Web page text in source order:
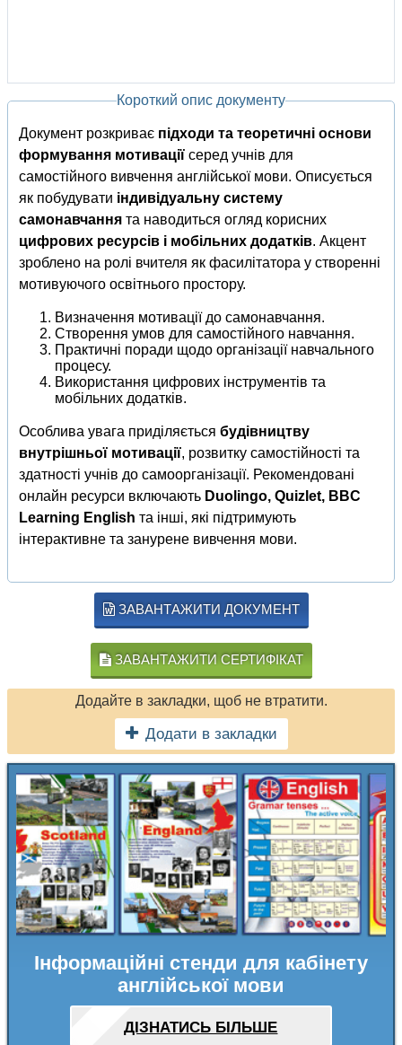
Короткий опис документу
Документ розкриває підходи та теоретичні основи
формування мотивації серед учнів для
самостійного вивчення англійської мови. Описується
як побудувати індивідуальну систему
самонавчання та наводиться огляд корисних
цифрових ресурсів і мобільних додатків. Акцент
зроблено на ролі вчителя як фасилітатора у створенні
мотивуючого освітнього простору.
Визначення мотивації до самонавчання.
Створення умов для самостійного навчання.
Практичні поради щодо організації навчального
процесу.
Використання цифрових інструментів та
мобільних додатків.
Особлива увага приділяється будівництву
внутрішньої мотивації, розвитку самостійності та
здатності учнів до самоорганізації. Рекомендовані
онлайн ресурси включають Duolingo, Quizlet, BBC
Learning English та інші, які підтримують
інтерактивне та занурене вивчення мови.
ЗАВАНТАЖИТИ ДОКУМЕНТ
ЗАВАНТАЖИТИ СЕРТИФІКАТ
Додайте в закладки, щоб не втратити.
Додати в закладки
Інформаційні стенди для кабінету
англійської мови
ДІЗНАТИСЬ БІЛЬШЕ